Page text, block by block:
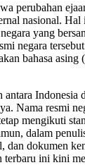
perubahan
nasional.
yang
negara
bahasa asing
Indonesia
Nama resmi
mengikuti
dalam
dan dokumen
terbaru ini kini